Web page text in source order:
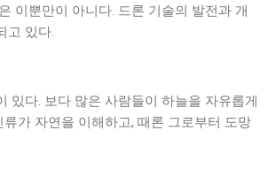
이뿐만이 아니다. 드론 기술의 발전과 개
고 있다.
있다. 보다 많은 사람들이 하늘을 자유롭게
가 자연을 이해하고, 때론 그로부터 도망